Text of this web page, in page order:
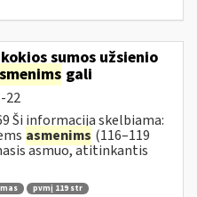
sumos užsienio
gali
22
Ši informacija skelbiama:
asmenims (116–119
asmuo, atitinkantis
pvmį 119 str